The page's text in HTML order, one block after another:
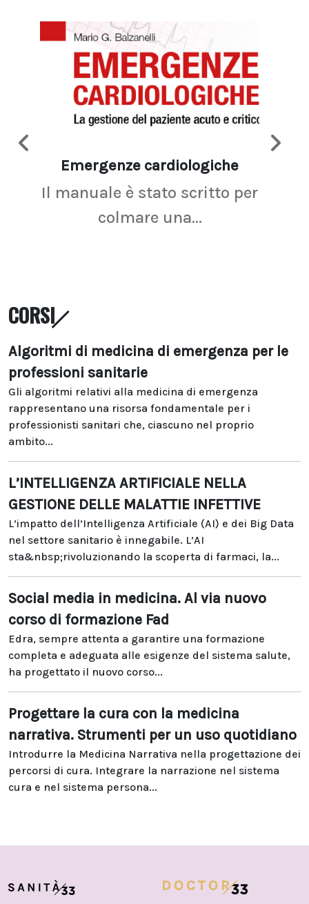
Emergenze cardiologiche
Il manuale è stato scritto per
colmare una...
CORSI
Algoritmi di medicina di emergenza per le
professioni sanitarie
Gli algoritmi relativi alla medicina di emergenza
rappresentano una risorsa fondamentale per i
professionisti sanitari che, ciascuno nel proprio
ambito...
L’INTELLIGENZA ARTIFICIALE NELLA
GESTIONE DELLE MALATTIE INFETTIVE
L’impatto dell’Intelligenza Artificiale (AI) e dei Big Data
nel settore sanitario è innegabile. L’AI
sta&nbsp;rivoluzionando la scoperta di farmaci, la...
Social media in medicina. Al via nuovo
corso di formazione Fad
Edra, sempre attenta a garantire una formazione
completa e adeguata alle esigenze del sistema salute,
ha progettato il nuovo corso...
Progettare la cura con la medicina
narrativa. Strumenti per un uso quotidiano
Introdurre la Medicina Narrativa nella progettazione dei
percorsi di cura. Integrare la narrazione nel sistema
cura e nel sistema persona...